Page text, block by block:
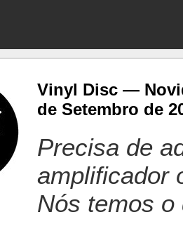
Vinyl Disc —
de Setembro de
Precisa de
amplificador
Nós temos o